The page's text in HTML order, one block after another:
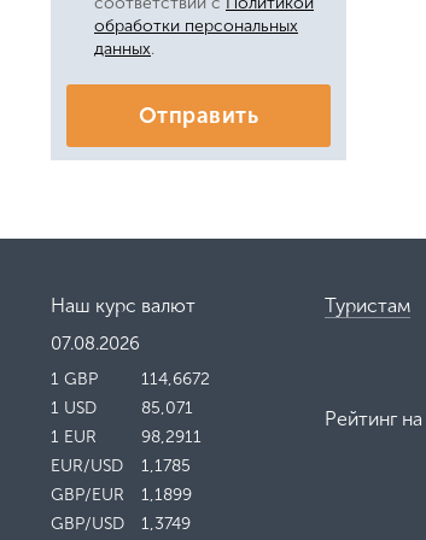
обработки персональных
данных.
Отправить
Наш курс валют
07.08.2026
1 GBP
114,6672
1 USD
85,071
1 EUR
98,2911
EUR/USD
1,1785
GBP/EUR
1,1899
GBP/USD
1,3749
Туристам
Рейтинг на